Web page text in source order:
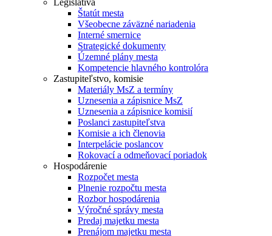
Legislatíva
Štatút mesta
Všeobecne záväzné nariadenia
Interné smernice
Strategické dokumenty
Územné plány mesta
Kompetencie hlavného kontrolóra
Zastupiteľstvo, komisie
Materiály MsZ a termíny
Uznesenia a zápisnice MsZ
Uznesenia a zápisnice komisií
Poslanci zastupiteľstva
Komisie a ich členovia
Interpelácie poslancov
Rokovací a odmeňovací poriadok
Hospodárenie
Rozpočet mesta
Plnenie rozpočtu mesta
Rozbor hospodárenia
Výročné správy mesta
Predaj majetku mesta
Prenájom majetku mesta